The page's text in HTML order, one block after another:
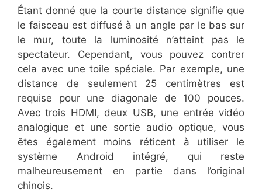
Étant donné que la courte distance signifie que
le faisceau est diffusé à un angle par le bas sur
le mur, toute la luminosité n’atteint pas le
spectateur. Cependant, vous pouvez contrer
cela avec une toile spéciale. Par exemple, une
distance de seulement 25 centimètres est
requise pour une diagonale de 100 pouces.
Avec trois HDMI, deux USB, une entrée vidéo
analogique et une sortie audio optique, vous
êtes également moins réticent à utiliser le
système Android intégré, qui reste
malheureusement en partie dans l’original
chinois.